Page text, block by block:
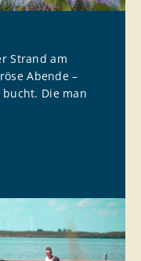
Strand am
Abende –
Die man